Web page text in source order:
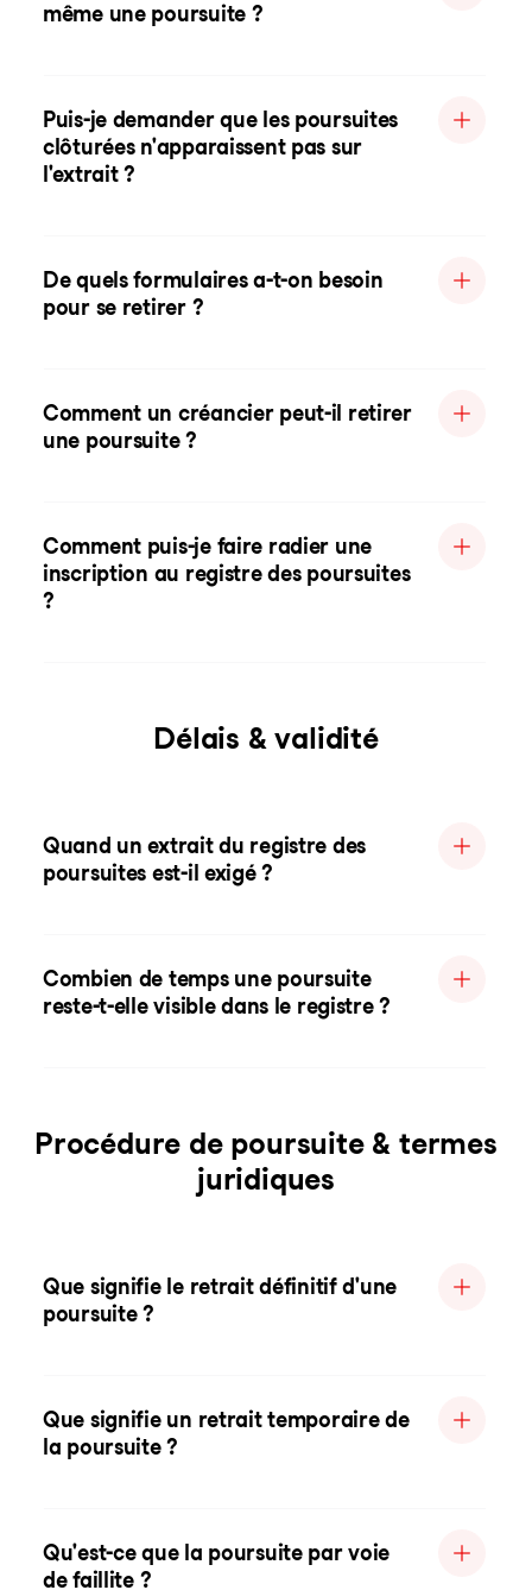
même une poursuite ?
Puis-je demander que les poursuites
clôturées n'apparaissent pas sur
l'extrait ?
De quels formulaires a-t-on besoin
pour se retirer ?
Comment un créancier peut-il retirer
une poursuite ?
Comment puis-je faire radier une
inscription au registre des poursuites
?
Délais & validité
Quand un extrait du registre des
poursuites est-il exigé ?
Combien de temps une poursuite
reste-t-elle visible dans le registre ?
Procédure de poursuite & termes
juridiques
Que signifie le retrait définitif d'une
poursuite ?
Que signifie un retrait temporaire de
la poursuite ?
Qu'est-ce que la poursuite par voie
de faillite ?